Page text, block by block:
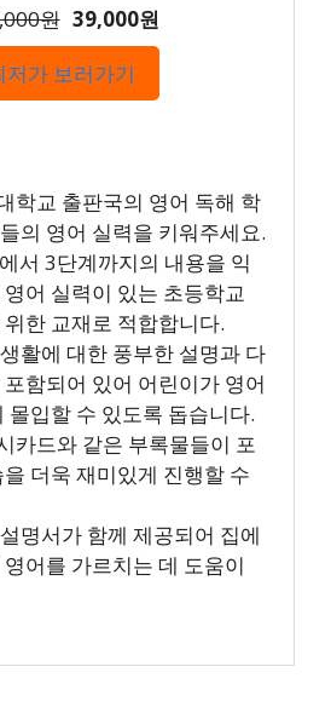
원 39,000원
저가 보러가기
학교 출판국의 영어 독해 학
의 영어 실력을 키워주세요.
서 3단계까지의 내용을 익
어 실력이 있는 초등학교
한 교재로 적합합니다.
활에 대한 풍부한 설명과 다
함되어 있어 어린이가 영어
몰입할 수 있도록 돕습니다.
카드와 같은 부록물들이 포
더욱 재미있게 진행할 수
명서가 함께 제공되어 집에
어를 가르치는 데 도움이